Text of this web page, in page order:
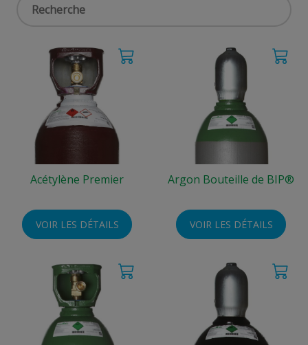
Acétylène Premier
VOIR LES DÉTAILS
Argon Bouteille de BIP®
VOIR LES DÉTAILS